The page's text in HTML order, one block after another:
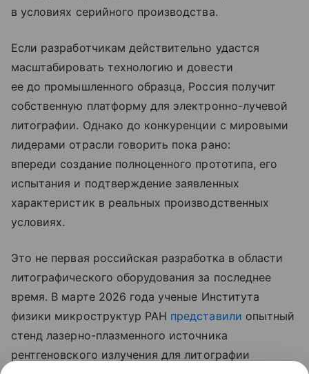
в условиях серийного производства.
Если разработчикам действительно удастся
масштабировать технологию и довести
ее до промышленного образца, Россия получит
собственную платформу для электронно-лучевой
литографии. Однако до конкуренции с мировыми
лидерами отрасли говорить пока рано:
впереди создание полноценного прототипа, его
испытания и подтверждение заявленных
характеристик в реальных производственных
условиях.
Это не первая российская разработка в области
литографического оборудования за последнее
время. В марте 2026 года ученые Института
физики микроструктур РАН представили опытный
стенд лазерно-плазменного источника
рентгеновского излучения для литографии